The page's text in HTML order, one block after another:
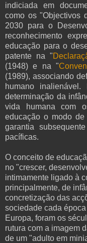
indiciada em
como os "Objectivos
2030 para o
reconhecimento
educação para o
patente na "
(1948) e na "
(1989), associando
humano
determinação da
vida humana com
educação o modo
garantia
pacíficas.
O conceito de
no "crescer,
intimamente ligado à
principalmente, de
concretização das
sociedade cada
Europa, foram os
rutura com a imagem
de um "adulto em